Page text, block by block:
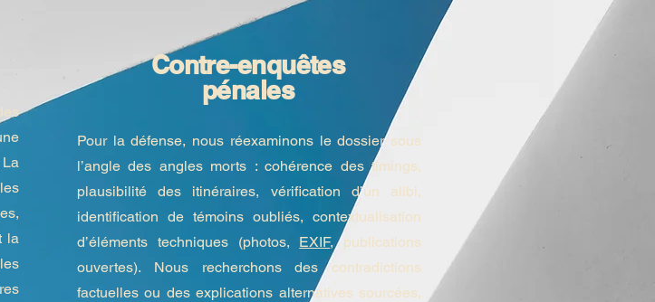
La
la
Contre-enquêtes
pénales
Pour la défense, nous réexaminons le dossier sous
l’angle des angles morts : cohérence des timings,
plausibilité des itinéraires, vérification d’un alibi,
identification de témoins oubliés, contextualisation
d’éléments techniques (photos, EXIF, publications
ouvertes). Nous recherchons des contradictions
factuelles ou des explications alternatives sourcées,